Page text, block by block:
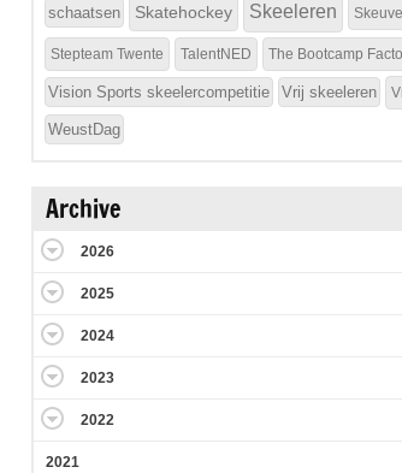
schaatsen Skatehockey Skeeleren Skeuvel
Stepteam Twente TalentNED The Bootcamp
Vision Sports skeelercompetitie Vrij skeeleren
WeustDag
Archive
2026
2025
2024
2023
2022
2021